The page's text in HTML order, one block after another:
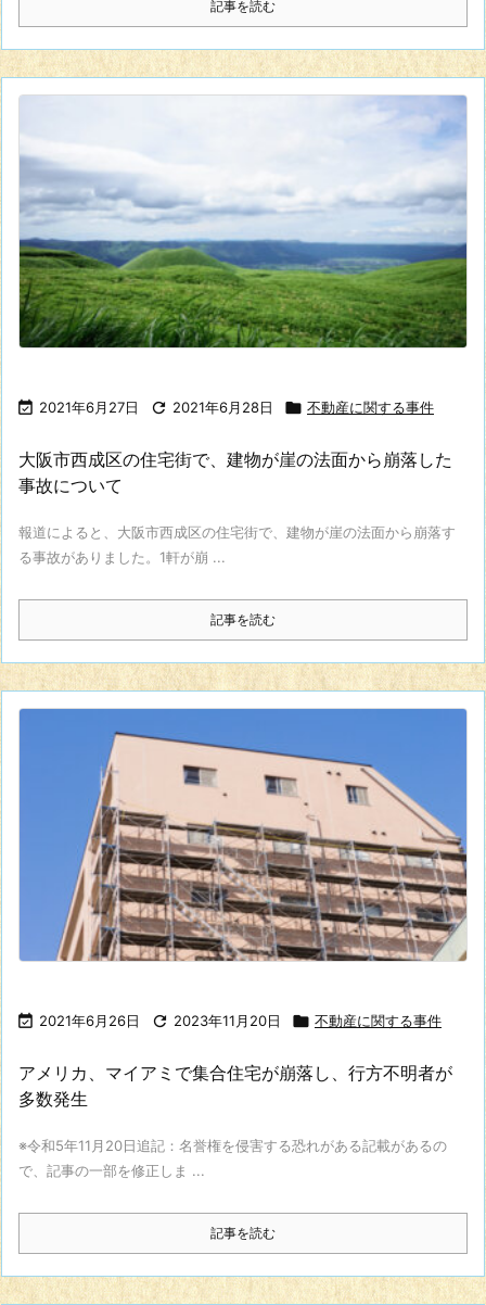
記事を読む
 2021年6月27日  2021年6月28日  不動産に関する事件
大阪市西成区の住宅街で、建物が崖の法面から崩落した
事故について
報道によると、大阪市西成区の住宅街で、建物が崖の法面から崩落す
る事故がありました。1軒が崩 ...
記事を読む
 2021年6月26日  2023年11月20日  不動産に関する事件
アメリカ、マイアミで集合住宅が崩落し、行方不明者が
多数発生
※令和5年11月20日追記：名誉権を侵害する恐れがある記載があるの
で、記事の一部を修正しま ...
記事を読む